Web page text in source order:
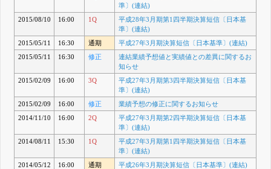
準〕(連結)
2015/08/10
16:00 1Q
平成28年3月期第1四半期決算短信〔日本基
準〕(連結)
2015/05/11
16:30 通期
平成27年3月期決算短信〔日本基準〕(連結)
2015/05/11
16:30 修正
連結業績予想値と実績値との差異に関するお
知らせ
2015/02/09
16:00 3Q
平成27年3月期第3四半期決算短信〔日本基
準〕(連結)
2015/02/09
16:00 修正
業績予想の修正に関するお知らせ
2014/11/10
16:00 2Q
平成27年3月期第2四半期決算短信〔日本基
準〕(連結)
2014/08/11
15:30 1Q
平成27年3月期第1四半期決算短信〔日本基
準〕(連結)
2014/05/12
16:00 通期
平成26年3月期決算短信〔日本基準〕(連結)